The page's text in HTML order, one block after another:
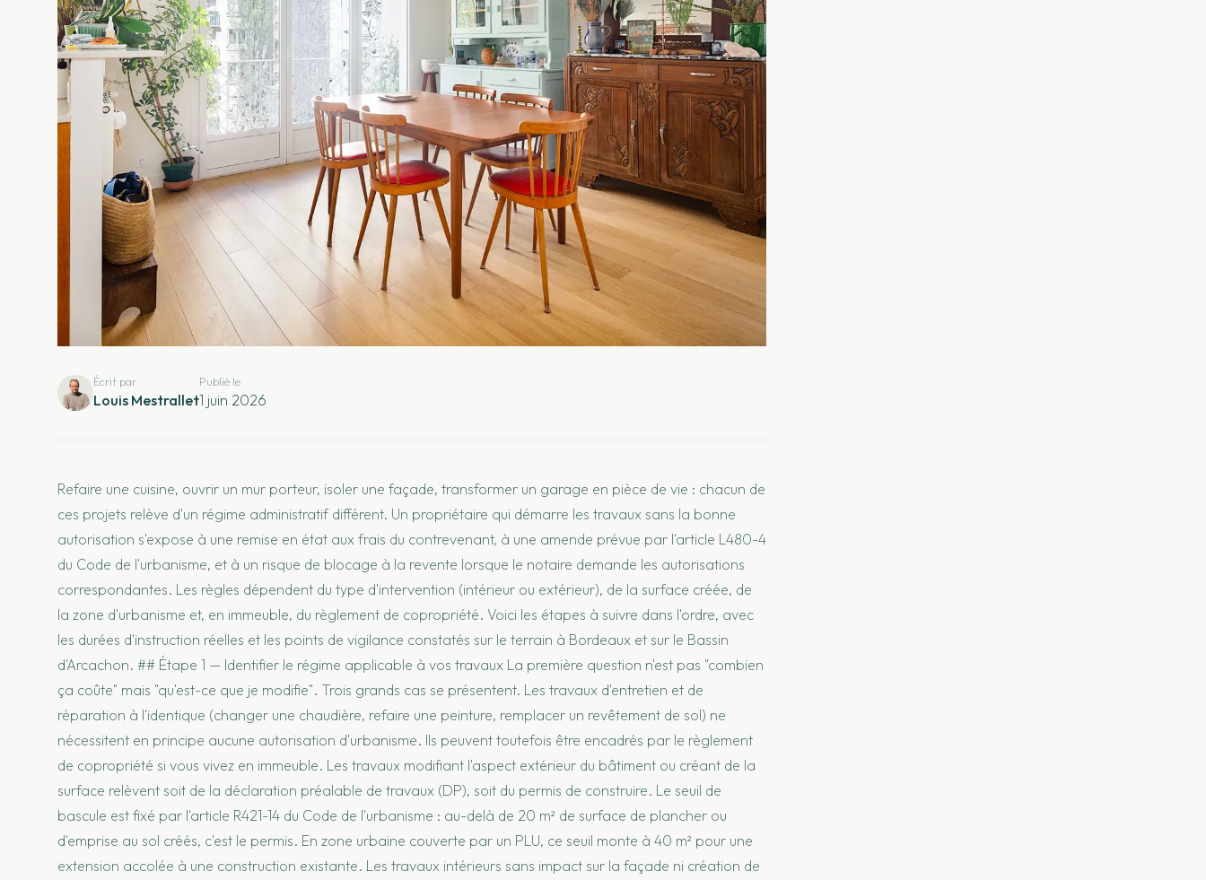
Écrit par
Louis Mestrallet
Publié le
1 juin 2026
Refaire une cuisine, ouvrir un mur porteur, isoler une façade, transformer un garage en pièce de vie : chacun de
ces projets relève d'un régime administratif différent. Un propriétaire qui démarre les travaux sans la bonne
autorisation s'expose à une remise en état aux frais du contrevenant, à une amende prévue par l'article L480-4
du Code de l'urbanisme, et à un risque de blocage à la revente lorsque le notaire demande les autorisations
correspondantes. Les règles dépendent du type d'intervention (intérieur ou extérieur), de la surface créée, de
la zone d'urbanisme et, en immeuble, du règlement de copropriété. Voici les étapes à suivre dans l'ordre, avec
les durées d'instruction réelles et les points de vigilance constatés sur le terrain à Bordeaux et sur le Bassin
d'Arcachon. ## Étape 1 — Identifier le régime applicable à vos travaux La première question n'est pas "combien
ça coûte" mais "qu'est-ce que je modifie". Trois grands cas se présentent. Les travaux d'entretien et de
réparation à l'identique (changer une chaudière, refaire une peinture, remplacer un revêtement de sol) ne
nécessitent en principe aucune autorisation d'urbanisme. Ils peuvent toutefois être encadrés par le règlement
de copropriété si vous vivez en immeuble. Les travaux modifiant l'aspect extérieur du bâtiment ou créant de la
surface relèvent soit de la déclaration préalable de travaux (DP), soit du permis de construire. Le seuil de
bascule est fixé par l'article R421-14 du Code de l'urbanisme : au-delà de 20 m² de surface de plancher ou
d'emprise au sol créés, c'est le permis. En zone urbaine couverte par un PLU, ce seuil monte à 40 m² pour une
extension accolée à une construction existante. Les travaux intérieurs sans impact sur la façade ni création de